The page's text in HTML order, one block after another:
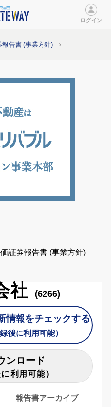
ログイン
報告書 (事業方針)
証券報告書 (事業方針)
社 (6266)
情報をチェックする
後に利用可能）
ンロード
利用可能）
報告書アーカイブ